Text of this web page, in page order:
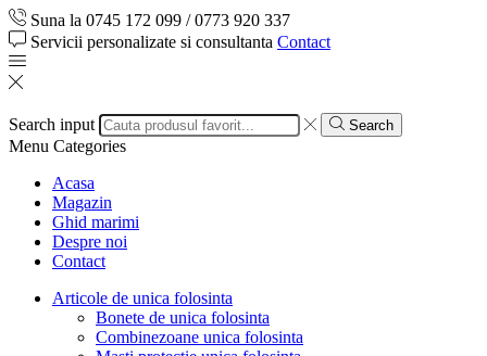
Suna la 0745 172 099 / 0773 920 337
Servicii personalizate si consultanta Contact
Search input Search
Menu Categories
Acasa
Magazin
Ghid marimi
Despre noi
Contact
Articole de unica folosinta
Bonete de unica folosinta
Combinezoane unica folosinta